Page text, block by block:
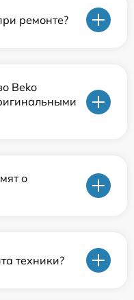
ремонте?
Beko
о
техники?